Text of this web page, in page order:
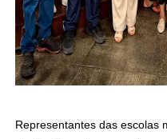
Representantes das escolas